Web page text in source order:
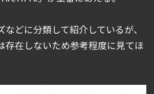
などに分類して紹介しているが、
存在しないため参考程度に見てほ